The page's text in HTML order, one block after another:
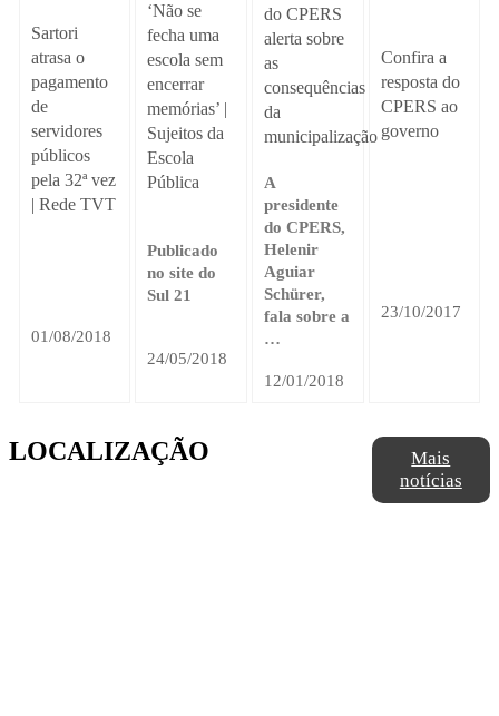
Sartori
atrasa o
pagamento
de
servidores
públicos
pela 32ª vez
| Rede TVT
01/08/2018
‘Não se
fecha uma
escola sem
encerrar
memórias’ |
Sujeitos da
Escola
Pública
Publicado
no site do
Sul 21
24/05/2018
do CPERS
alerta sobre
as
consequências
da
municipalização
A
presidente
do CPERS,
Helenir
Aguiar
Schürer,
fala sobre a
…
12/01/2018
Confira a
resposta do
CPERS ao
governo
23/10/2017
Mais
notícias
LOCALIZAÇÃO